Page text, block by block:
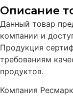
Описание
Данный товар
компании и
Продукция
требованиям
продуктов.
Компания